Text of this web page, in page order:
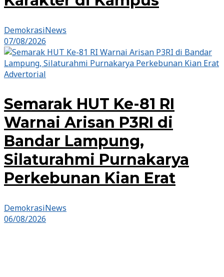
DemokrasiNews
07/08/2026
Advertorial
Semarak HUT Ke-81 RI
Warnai Arisan P3RI di
Bandar Lampung,
Silaturahmi Purnakarya
Perkebunan Kian Erat
DemokrasiNews
06/08/2026